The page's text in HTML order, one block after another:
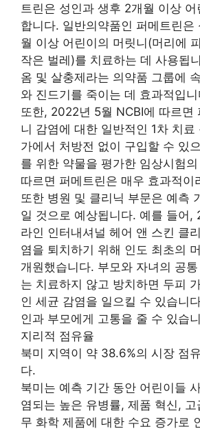
트린은 성인과 생후 2개월 이상
합니다. 일반의약품인 퍼메트린은
월 이상 어린이의 머릿니(머리에
작은 벌레)를 치료하는 데 사용됩
옴 및 살충제라는 의약품 그룹에
와 진드기를 죽이는 데 효과적입니
또한, 2022년 5월 NCBI에 따르면
니 감염에 대한 일반적인 1차 치료
가에서 처방전 없이 구입할 수 있
를 위한 약물을 평가한 임상시험
따르면 퍼메트린은 매우 효과적이
또한 병원 및 클리닉 부문은 예측
일 것으로 예상됩니다. 예를 들어,
라인 인터내셔널 헤어 앤 스킨 클
염을 퇴치하기 위해 인도 최초의
개원했습니다. 부모와 자녀의 공
는 치료하지 않고 방치하면 두피
인 세균 감염을 일으킬 수 있습니
인과 부모에게 고통을 줄 수 있습
지리적 점유율
북미 지역이 약 38.6%의 시장 점
다.
북미는 예측 기간 동안 어린이들
염되는 높은 유병률, 제품 혁신,
무 화학 제품에 대한 수요 증가로